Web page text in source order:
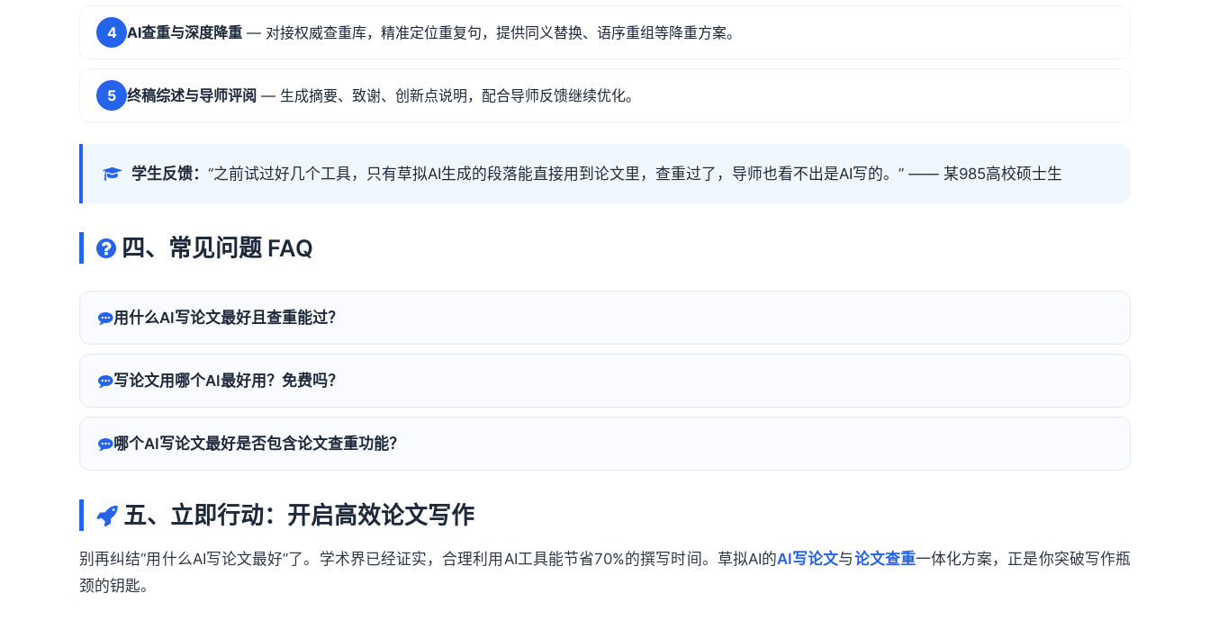
4 AI查重与深度降重 — 对接权威查重库，精准定位重复句，提供同义替换、语序重组等降重方案。
5 终稿综述与导师评阅 — 生成摘要、致谢、创新点说明，配合导师反馈继续优化。
学生反馈： “之前试过好几个工具，只有草拟AI生成的段落能直接用到论文里，查重过了，导师也看不出是AI写的。” —— 某985高校硕士生
四、常见问题 FAQ
用什么AI写论文最好且查重能过？
写论文用哪个AI最好用？免费吗？
哪个AI写论文最好是否包含论文查重功能？
五、立即行动：开启高效论文写作
别再纠结“用什么AI写论文最好”了。学术界已经证实，合理利用AI工具能节省70%的撰写时间。草拟AI的AI写论文与论文查重一体化方案，正是你突破写作瓶
颈的钥匙。